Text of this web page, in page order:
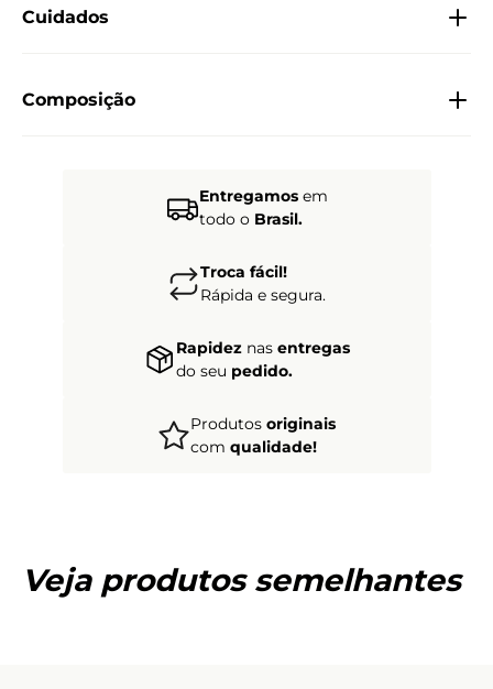
Cuidados
Composição
Entregamosem
todo o Brasil.
Troca fácil!
Rápida e segura.
Rapidez nas entregas
do seu pedido.
Produtos originais
com qualidade!
Veja produtos semelhantes